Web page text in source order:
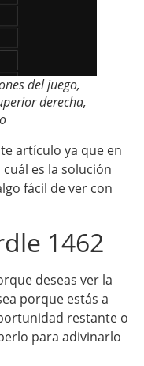
del juego,
derecha,
artículo ya que en
es la solución
fácil de ver con
1462
deseas ver la
porque estás a
restante o
para adivinarlo